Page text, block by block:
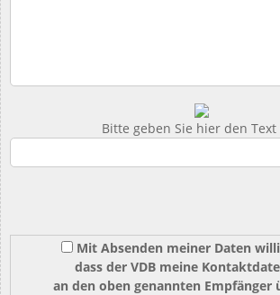
Bitte geben Sie hier den Text
Mit Absenden meiner Daten
dass der VDB meine
an den oben genannten